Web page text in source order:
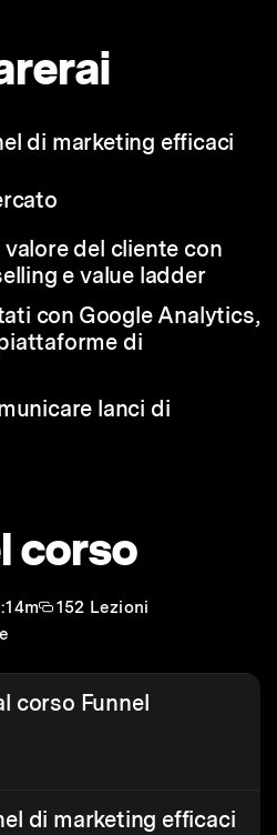
di marketing efficaci
del cliente con
e value ladder
con Google Analytics,
di
lanci di
corso
152 Lezioni
corso Funnel
di marketing efficaci